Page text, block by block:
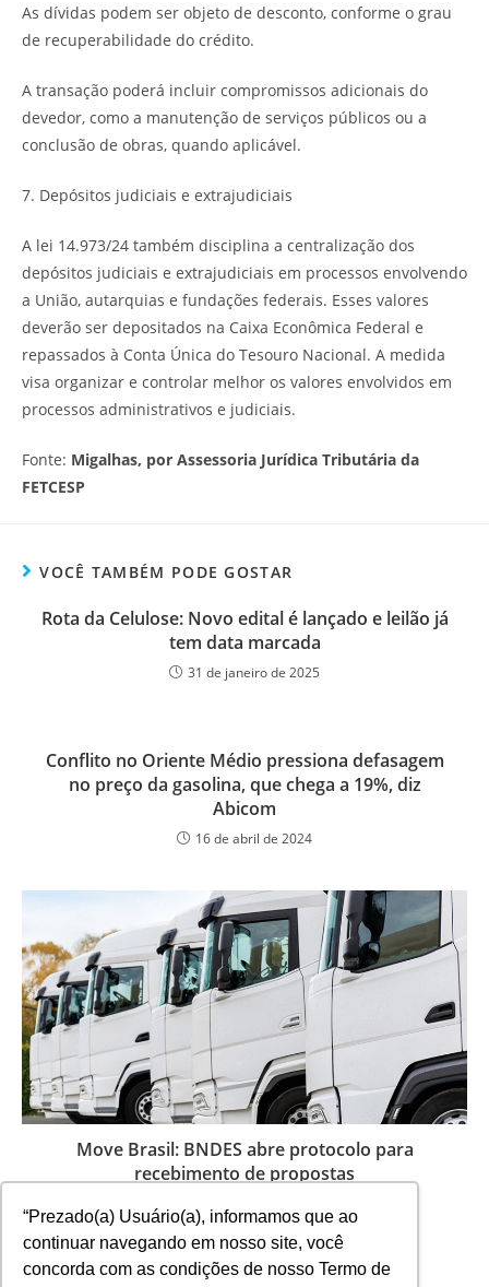
“Prezado(a) Usuário(a), informamos que ao
continuar navegando em nosso site, você
concorda com as condições de nosso Termo de
As dívidas podem ser objeto de desconto, conforme o grau
de recuperabilidade do crédito.
A transação poderá incluir compromissos adicionais do
devedor, como a manutenção de serviços públicos ou a
conclusão de obras, quando aplicável.
7. Depósitos judiciais e extrajudiciais
A lei 14.973/24 também disciplina a centralização dos
depósitos judiciais e extrajudiciais em processos envolvendo
a União, autarquias e fundações federais. Esses valores
deverão ser depositados na Caixa Econômica Federal e
repassados à Conta Única do Tesouro Nacional. A medida
visa organizar e controlar melhor os valores envolvidos em
processos administrativos e judiciais.
Fonte: Migalhas, por Assessoria Jurídica Tributária da
FETCESP
VOCÊ TAMBÉM PODE GOSTAR
Rota da Celulose: Novo edital é lançado e leilão já
tem data marcada
31 de janeiro de 2025
Conflito no Oriente Médio pressiona defasagem
no preço da gasolina, que chega a 19%, diz
Abicom
16 de abril de 2024
Move Brasil: BNDES abre protocolo para
recebimento de propostas